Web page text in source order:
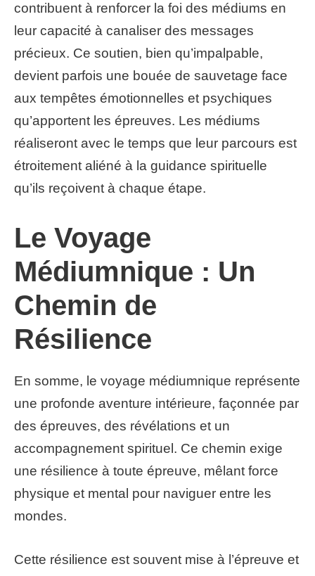
contribuent à renforcer la foi des médiums en
leur capacité à canaliser des messages
précieux. Ce soutien, bien qu’impalpable,
devient parfois une bouée de sauvetage face
aux tempêtes émotionnelles et psychiques
qu’apportent les épreuves. Les médiums
réaliseront avec le temps que leur parcours est
étroitement aliéné à la guidance spirituelle
qu’ils reçoivent à chaque étape.
Le Voyage
Médiumnique : Un
Chemin de
Résilience
En somme, le voyage médiumnique représente
une profonde aventure intérieure, façonnée par
des épreuves, des révélations et un
accompagnement spirituel. Ce chemin exige
une résilience à toute épreuve, mêlant force
physique et mental pour naviguer entre les
mondes.
Cette résilience est souvent mise à l’épreuve et